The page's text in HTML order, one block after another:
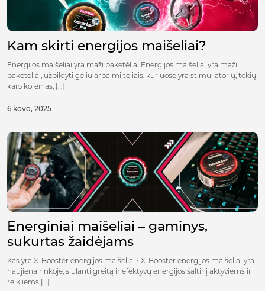
Kam skirti energijos maišeliai?
Energijos maišeliai yra maži paketėliai Energijos maišeliai yra maži
paketėliai, užpildyti geliu arba milteliais, kuriuose yra stimuliatorių, tokių
kaip kofeinas, […]
6 kovo, 2025
Energiniai maišeliai – gaminys,
sukurtas žaidėjams
Kas yra X-Booster energijos maišeliai? X-Booster energijos maišeliai yra
naujiena rinkoje, siūlanti greitą ir efektyvų energijos šaltinį aktyviems ir
reikliems […]